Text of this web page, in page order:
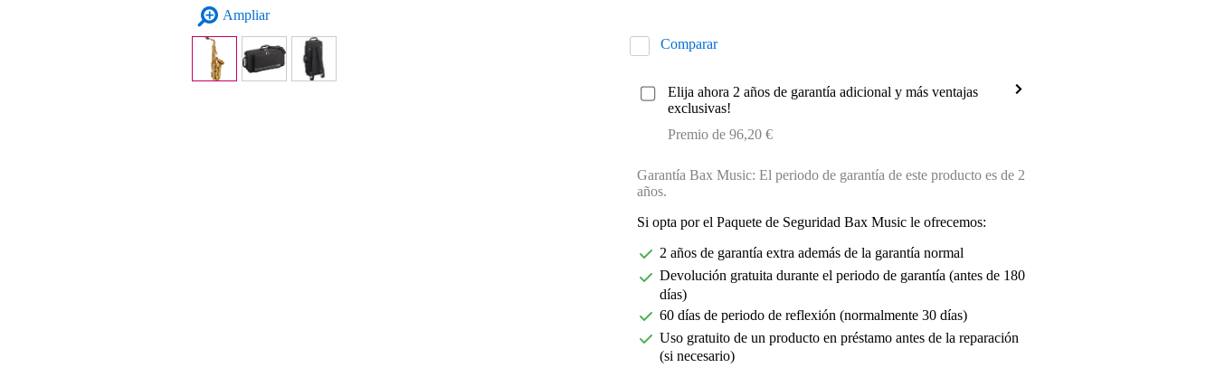
Ampliar
Comparar
Elija ahora 2 años de garantía adicional y más ventajas
exclusivas!
Premio de 96,20 €
Garantía Bax Music: El periodo de garantía de este producto es de 2
años.
Si opta por el Paquete de Seguridad Bax Music le ofrecemos:
2 años de garantía extra además de la garantía normal
Devolución gratuita durante el periodo de garantía (antes de 180
días)
60 días de periodo de reflexión (normalmente 30 días)
Uso gratuito de un producto en préstamo antes de la reparación
(si necesario)